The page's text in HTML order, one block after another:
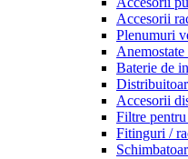
Accesorii
Plenumuri
Baterie de
Accesorii
Filtre
Fitinguri /